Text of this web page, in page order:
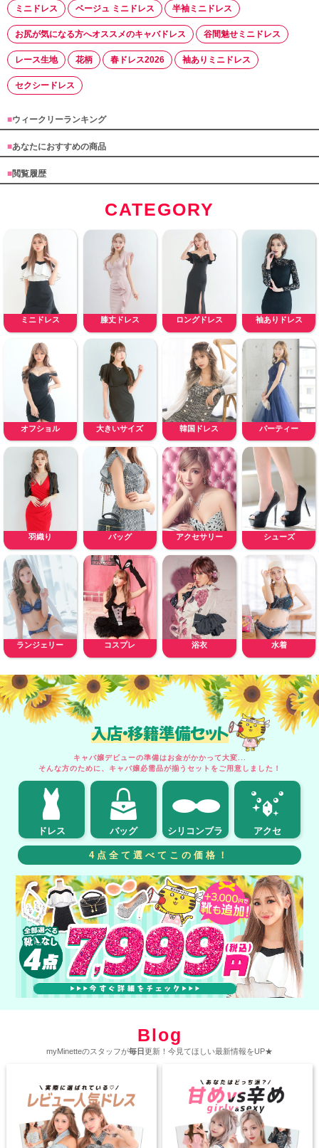
ミニドレス ベージュ ミニドレス 半袖ミニドレス
お尻が気になる方へオススメのキャバドレス 谷間魅せミニドレス
レース生地 花柄 春ドレス2026 袖ありミニドレス
セクシードレス
■ウィークリーランキング
■あなたにおすすめの商品
■閲覧履歴
CATEGORY
ミニドレス 膝丈ドレス ロングドレス 袖ありドレス
オフショル 大きいサイズ 韓国ドレス パーティー
羽織り バッグ アクセサリー シューズ
ランジェリー コスプレ 浴衣 水着
入店・移籍準備セット
キャバ嬢デビューの準備はお金がかかって大変...
そんな方のために、キャバ嬢必需品が揃うセットをご用意しました！
ドレス バッグ シリコンブラ アクセ
4点全て選べてこの価格！
Blog
myMinetteのスタッフが毎日更新！今見てほしい最新情報をUP★